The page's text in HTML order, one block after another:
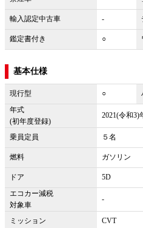
輸入認定中古車 -
鑑定書付き ○
基本仕様
現行型 ○
年式
(初年度登録)
2021(令和3)
乗員定員 ５名
燃料 ガソリン
ドア
5D
エコカー減税
対象車
-
ミッション CVT